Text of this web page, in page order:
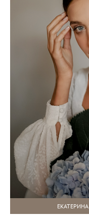
ЕКАТЕРИНА.